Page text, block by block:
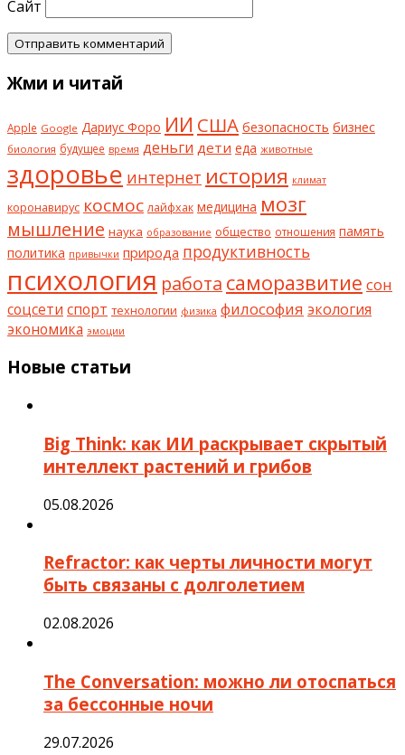
Сайт
Жми и читай
Apple Google Дариус Форо ИИ США безопасность бизнес
биология будущее время деньги дети еда животные
здоровье интернет история климат
коронавирус космос лайфхак медицина мозг
мышление наука образование общество отношения память
политика привычки природа продуктивность
психология работа саморазвитие сон
соцсети спорт технологии физика философия экология
экономика эмоции
Новые статьи
Big Think: как ИИ раскрывает скрытый
интеллект растений и грибов
05.08.2026
Refractor: как черты личности могут
быть связаны с долголетием
02.08.2026
The Conversation: можно ли отоспаться
за бессонные ночи
29.07.2026